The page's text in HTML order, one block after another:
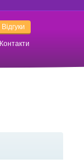
Відгуки
Контакти